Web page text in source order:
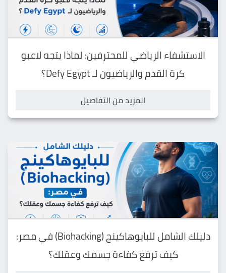
الاستشفاء الرياضي للمحترفين: لماذا يتجه لاعبو
كرة القدم والرياضيون لـ Defy Egypt؟
المزيد من التفاصيل
دليلك الشامل للبايوهاكينج (Biohacking) في مصر:
كيف ترفع كفاءة جسمك وعقلك؟